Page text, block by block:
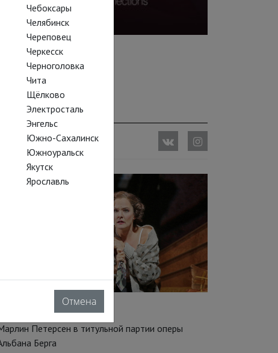
Петерсен в титульной партии оперы
Берга
Чебоксары
Челябинск
Череповец
Черкесск
Черноголовка
Чита
Щёлково
Электросталь
Энгельс
Южно-Сахалинск
Южноуральск
Якутск
Ярославль
Отмена